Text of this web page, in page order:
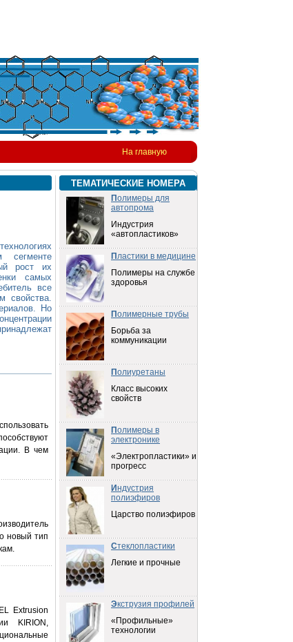
На главную
рост их
самых
все
свойства.
Но
В чем
новый тип
Extrusion
KIRION,
ТЕМАТИЧЕСКИЕ НОМЕРА
Полимеры для
автопрома
Индустрия
«автопластиков»
Пластики в медицине
Полимеры на службе
здоровья
Полимерные трубы
Борьба за
коммуникации
Полиуретаны
Класс высоких
свойств
Полимеры в
электронике
«Электропластики» и
прогресс
Индустрия
полиэфиров
Царство полиэфиров
Стеклопластики
Легкие и прочные
Экструзия профилей
«Профильные»
технологии